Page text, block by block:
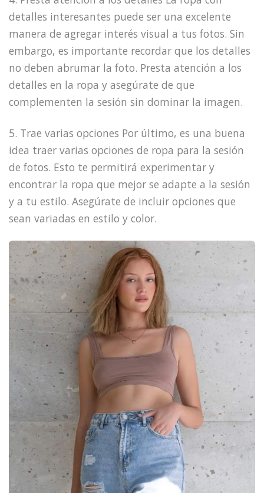
detalles interesantes puede ser una excelente
manera de agregar interés visual a tus fotos. Sin
embargo, es importante recordar que los detalles
no deben abrumar la foto. Presta atención a los
detalles en la ropa y asegúrate de que
complementen la sesión sin dominar la imagen.
5. Trae varias opciones Por último, es una buena
idea traer varias opciones de ropa para la sesión
de fotos. Esto te permitirá experimentar y
encontrar la ropa que mejor se adapte a la sesión
y a tu estilo. Asegúrate de incluir opciones que
sean variadas en estilo y color.